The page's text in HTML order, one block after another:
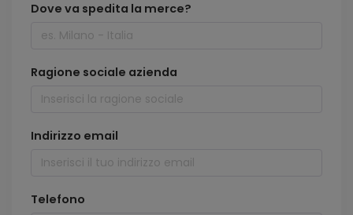
Dove va spedita la merce?
Ragione sociale azienda
Indirizzo email
Telefono